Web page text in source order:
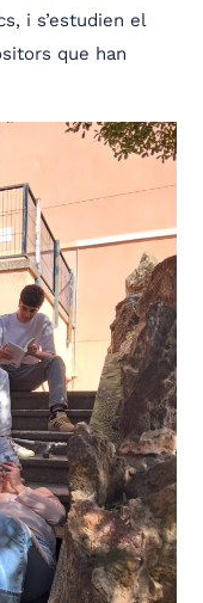
i s’estudien el
que han